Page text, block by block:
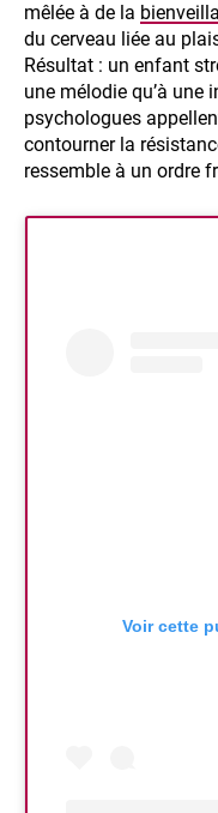
mêlée à de la
du cerveau liée au
Résultat : un enfant
une mélodie qu’à une
psychologues
contourner la
ressemble à un ordre
Voir cette